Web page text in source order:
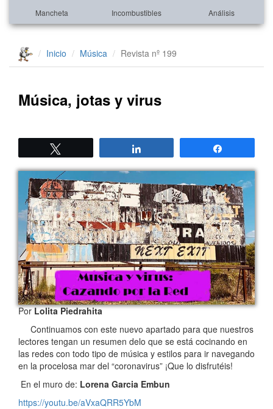
Mancheta Incombustibles Análisis
Inicio Música Revista nº 199
Música, jotas y virus
PorLolita Piedrahita
Continuamos con este nuevo apartado para que nuestros
lectores tengan un resumen delo que se está cocinando en
las redes con todo tipo de música y estilos para ir navegando
en la procelosa mar del “coronavirus” ¡Que lo disfrutéis!
En el muro de: Lorena Garcia Embun
https://youtu.be/aVxaQRR5YbM